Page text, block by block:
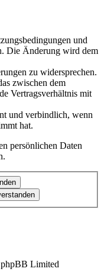
und
Die Änderung wird dem
zu widersprechen.
zwischen dem
Vertragsverhältnis mit
und verbindlich, wenn
hat.
persönlichen Daten
Limited